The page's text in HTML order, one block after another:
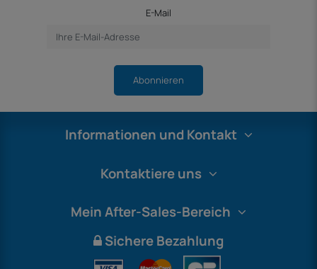
E-Mail
Abonnieren
Informationen und Kontakt
Kontaktiere uns
Mein After-Sales-Bereich
Sichere Bezahlung